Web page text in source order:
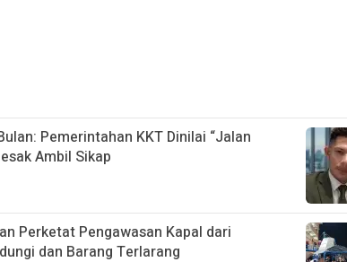
Pemerintahan KKT Dinilai “Jalan
Ambil Sikap
Perketat Pengawasan Kapal dari
dan Barang Terlarang